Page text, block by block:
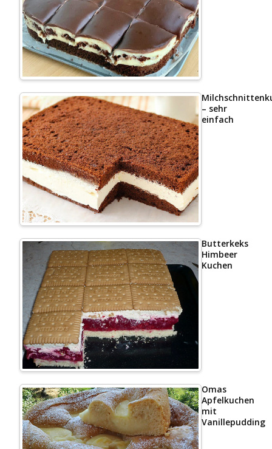
– sehr
einfach
Butterkeks
Himbeer
Kuchen
Omas
Apfelkuchen
mit
Vanillepudding